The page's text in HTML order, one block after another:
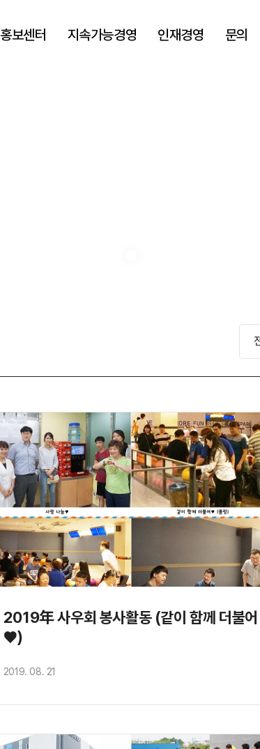
홍보센터 지속가능경영 인재경영 문의
2019年 사우회 봉사활동 (같이 함께 더불어
♥)
2019. 08. 21